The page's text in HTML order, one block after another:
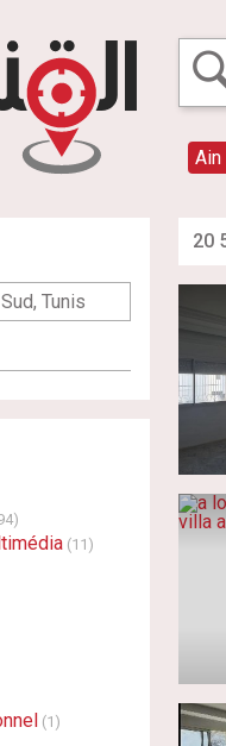
Ain
20
(11)
(1)